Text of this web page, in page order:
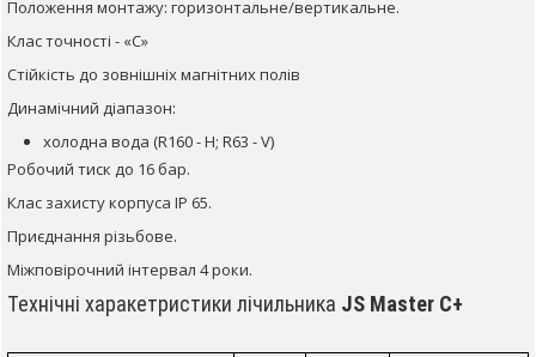
Положення монтажу: горизонтальне/вертикальне.
Клас точності - «С»
Стійкість до зовнішніх магнітних полів
Динамічний діапазон:
холодна вода (R160 - H; R63 - V)
Робочий тиск до 16 бар.
Клас захисту корпуса IP 65.
Приєднання різьбове.
Міжповірочний інтервал 4 роки.
Технічні харакетристики лічильника JS Master С+